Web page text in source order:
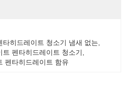
히드레이트 청소기 냄새 없는
펜타히드레이트 청소기
펜타히드레이트 함유